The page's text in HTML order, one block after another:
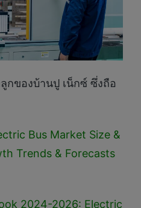
กของบ้านปู เน็กซ์ ซึ่งถือ
Bus Market Size &
Trends & Forecasts
2024-2026: Electric